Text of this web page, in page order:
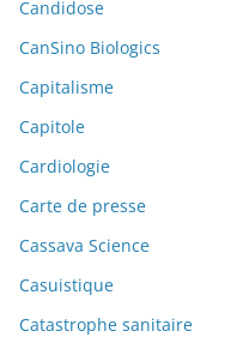
Candidose
CanSino Biologics
Capitalisme
Capitole
Cardiologie
Carte de presse
Cassava Science
Casuistique
Catastrophe sanitaire